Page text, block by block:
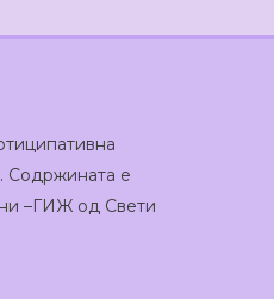
Содржината е
–ГИЖ од Свети